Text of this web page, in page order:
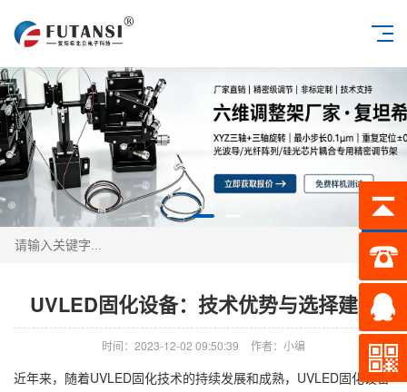
搜索
UVLED固化设备：技术优势与选择建议
时间：2023-12-02 09:50:39 作者：小编
近年来，随着UVLED固化技术的持续发展和成熟，UVLED固化设备